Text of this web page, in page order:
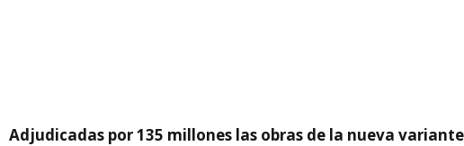
Adjudicadas por 135 millones las obras de la nueva